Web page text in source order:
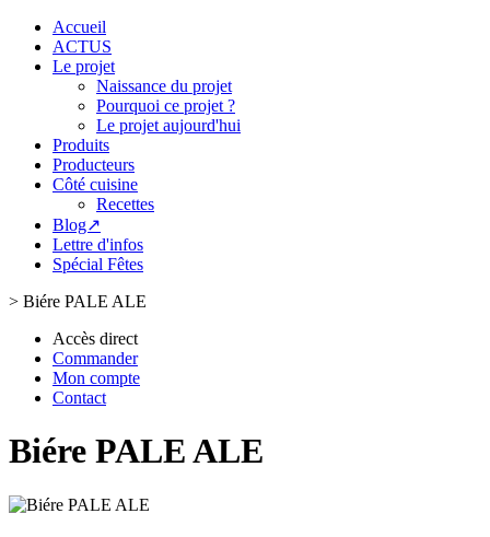
Accueil
ACTUS
Le projet
Naissance du projet
Pourquoi ce projet ?
Le projet aujourd'hui
Produits
Producteurs
Côté cuisine
Recettes
Blog↗
Lettre d'infos
Spécial Fêtes
> Biére PALE ALE
Accès direct
Commander
Mon compte
Contact
Biére PALE ALE